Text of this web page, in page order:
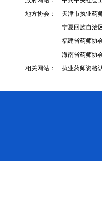
地方协会：
天津市执业药
宁夏回族自治
福建省药师协
海南省药师协
相关网站：
执业药师资格